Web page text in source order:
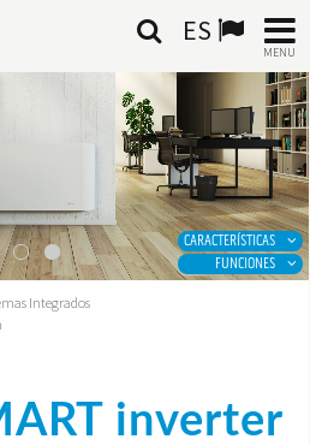
ES
MENU
CARACTERÍSTICAS
FUNCIONES
Integrados
inverter